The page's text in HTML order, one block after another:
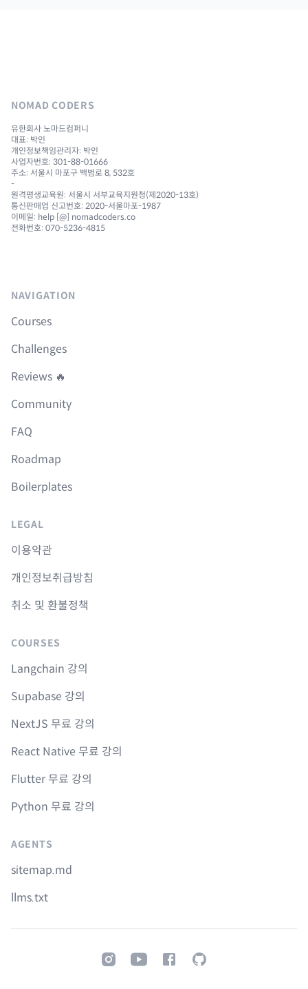
NOMAD CODERS
유한회사 노마드컴퍼니
대표: 박인
개인정보책임관리자: 박인
사업자번호: 301-88-01666
주소: 서울시 마포구 백범로 8, 532호
-
원격평생교육원: 서울시 서부교육지원청(제2020-13호)
통신판매업 신고번호: 2020-서울마포-1987
이메일: help [@] nomadcoders.co
전화번호: 070-5236-4815
NAVIGATION
Courses
Challenges
Reviews 🔥
Community
FAQ
Roadmap
Boilerplates
LEGAL
이용약관
개인정보취급방침
취소 및 환불정책
COURSES
Langchain 강의
Supabase 강의
NextJS 무료 강의
React Native 무료 강의
Flutter 무료 강의
Python 무료 강의
AGENTS
sitemap.md
llms.txt
InstagramYoutubeFacebookGitHub